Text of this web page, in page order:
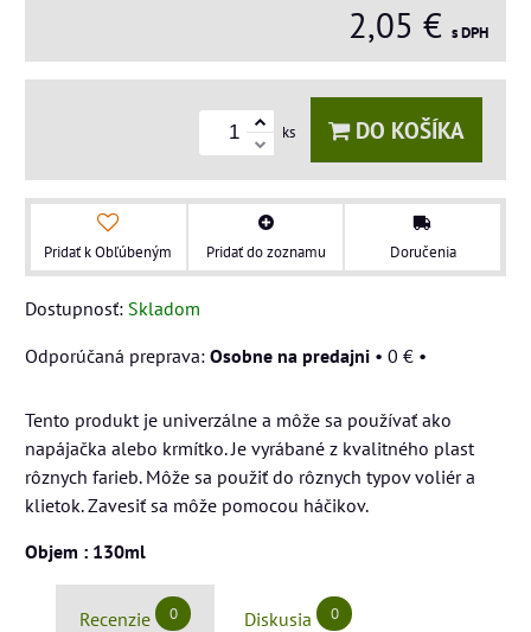
2,05 € s DPH
ks DO KOŠÍKA
Pridať k Obľúbeným Pridať do zoznamu Doručenia
Dostupnosť: Skladom
Osobne na predajni • 0 € •
Tento produkt je univerzálne a môže sa používať ako
napájačka alebo krmítko. Je vyrábané z kvalitného plast
rôznych farieb. Môže sa použiť do rôznych typov voliér a
klietok. Zavesiť sa môže pomocou háčikov.
Objem : 130ml
Recenzie 0 Diskusia 0